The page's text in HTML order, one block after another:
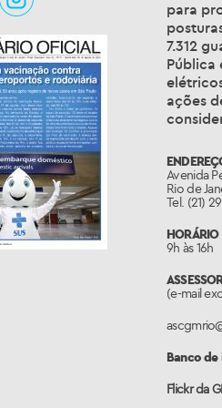
para
7.312
Pública
ações
Avenida
Rio de
Tel. (21)
HORÁRIO
9h às 16h
(e-mail
Banco de
Flickr da